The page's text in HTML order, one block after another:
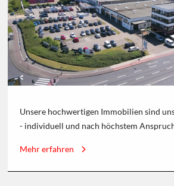
Unsere hochwertigen Immobilien sind
- individuell und nach höchstem
Mehr erfahren